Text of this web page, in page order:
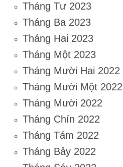
Tháng Tư 2023
Tháng Ba 2023
Tháng Hai 2023
Tháng Một 2023
Tháng Mười Hai 2022
Tháng Mười Một 2022
Tháng Mười 2022
Tháng Chín 2022
Tháng Tám 2022
Tháng Bảy 2022